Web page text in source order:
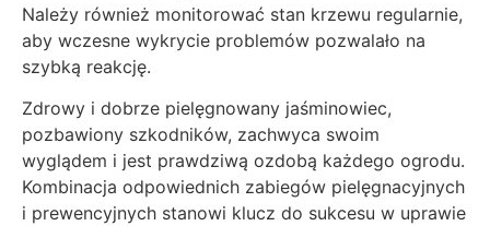
Należy również monitorować stan krzewu regularnie,
aby wczesne wykrycie problemów pozwalało na
szybką reakcję.
Zdrowy i dobrze pielęgnowany jaśminowiec,
pozbawiony szkodników, zachwyca swoim
wyglądem i jest prawdziwą ozdobą każdego ogrodu.
Kombinacja odpowiednich zabiegów pielęgnacyjnych
i prewencyjnych stanowi klucz do sukcesu w uprawie